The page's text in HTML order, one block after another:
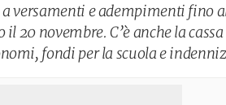
a versamenti e adempimenti fino
il 20 novembre. C’è anche la
fondi per la scuola e